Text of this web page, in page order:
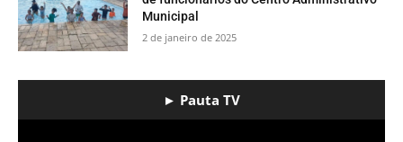
Municipal
2 de janeiro de 2025
► Pauta TV